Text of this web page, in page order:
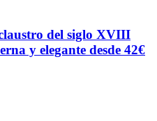
del siglo XVIII
y elegante desde 42€